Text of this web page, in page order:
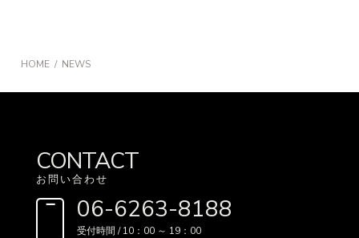
HOME NEWS
CONTACT
お問い合わせ
06-6263-8188
受付時間 / 10：00 ～ 19：00